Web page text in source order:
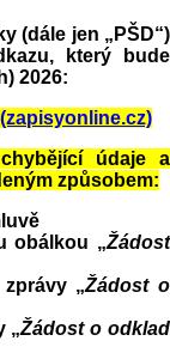
(dále jen „PŠD“)
který bude
2026:
údaje a
způsobem:
obálkou „Žádost
„Žádost o
„Žádost o odklad